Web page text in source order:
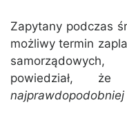
Zapytany podczas
możliwy termin
powiedział,
najprawdopodobniej